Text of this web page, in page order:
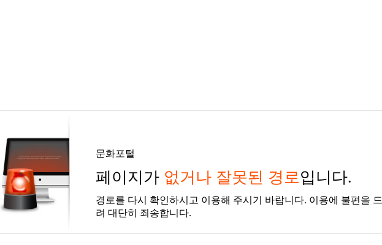
문화포털
페이지가 없거나 잘못된 경로입니다.
경로를 다시 확인하시고 이용해 주시기 바랍니다. 이용에 불편을 드
려 대단히 죄송합니다.